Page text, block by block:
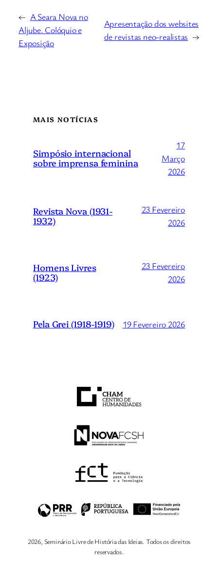
← A Seara Nova no
Aljube. Colóquio e
Exposição
Apresentação dos websites
de revistas neo-realistas →
MAIS NOTÍCIAS
Simpósio internacional
sobre imprensa feminina
17
Março
2026
Revista Nova (1931-
1932)
23 Fevereiro
2026
Homens Livres
(1923)
23 Fevereiro
2026
Pela Grei (1918-1919) 19 Fevereiro 2026
2026, Seminário Livre de História das Ideias. Todos os direitos
reservados.